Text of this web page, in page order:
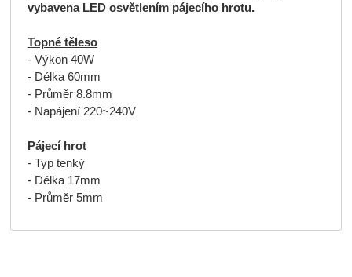
vybavena LED osvětlením pájecího hrotu.
Topné těleso
- Výkon 40W
- Délka 60mm
- Průměr 8.8mm
- Napájení 220~240V
Pájecí hrot
- Typ tenký
- Délka 17mm
- Průměr 5mm